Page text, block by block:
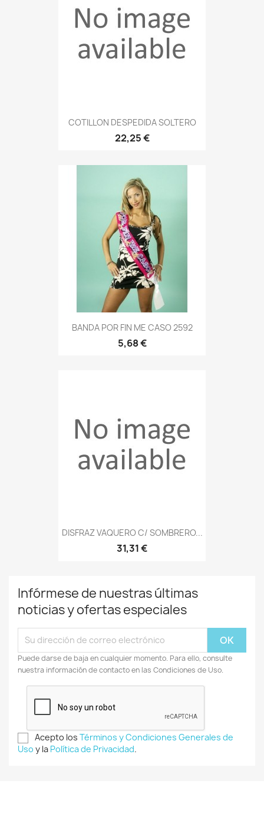
COTILLON DESPEDIDA SOLTERO
22,25 €
BANDA POR FIN ME CASO 2592
5,68 €
DISFRAZ VAQUERO C/ SOMBRERO...
31,31 €
Infórmese de nuestras últimas
noticias y ofertas especiales
Puede darse de baja en cualquier momento. Para ello, consulte
nuestra información de contacto en las Condiciones de Uso.
Acepto los Términos y Condiciones Generales de
Uso y la Política de Privacidad.